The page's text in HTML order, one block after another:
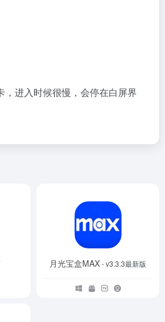
，进入时候很慢，会停在白屏界
月光宝盒MAX- v3.3.3最新版